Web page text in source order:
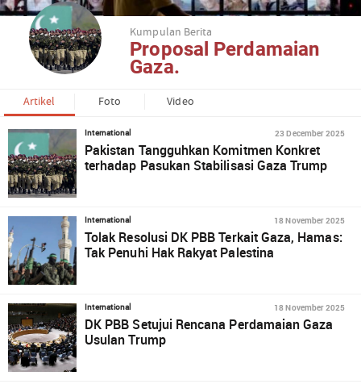
Kumpulan Berita
Proposal Perdamaian
Gaza.
Artikel Foto Video
International 23 December 2025
Pakistan Tangguhkan Komitmen Konkret
terhadap Pasukan Stabilisasi Gaza Trump
International 18 November 2025
Tolak Resolusi DK PBB Terkait Gaza, Hamas:
Tak Penuhi Hak Rakyat Palestina
International 18 November 2025
DK PBB Setujui Rencana Perdamaian Gaza
Usulan Trump